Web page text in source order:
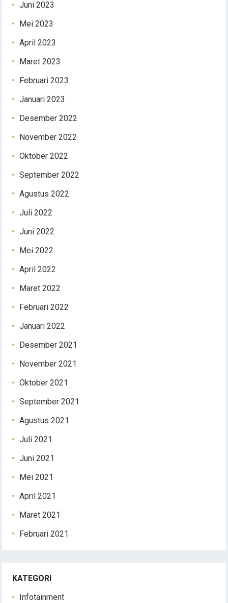
Juni 2023
Mei 2023
April 2023
Maret 2023
Februari 2023
Januari 2023
Desember 2022
November 2022
Oktober 2022
September 2022
Agustus 2022
Juli 2022
Juni 2022
Mei 2022
April 2022
Maret 2022
Februari 2022
Januari 2022
Desember 2021
November 2021
Oktober 2021
September 2021
Agustus 2021
Juli 2021
Juni 2021
Mei 2021
April 2021
Maret 2021
Februari 2021
KATEGORI
Infotainment